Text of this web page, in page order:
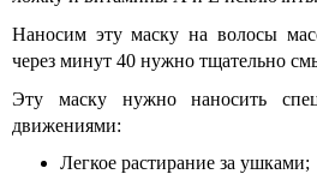
Наносим эту маску на волосы
через минут 40 нужно тщательно
Эту маску нужно наносить
движениями:
Легкое растирание за ушками;